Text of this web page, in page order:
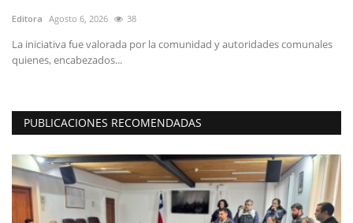
Editora Agosto 6, 2026 38
La iniciativa fue valorada por la comunidad y autoridades comunales
quienes, encabezados...
PUBLICACIONES RECOMENDADAS